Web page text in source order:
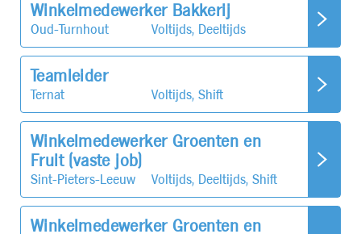
Winkelmedewerker Bakkerij
Oud-Turnhout Voltijds, Deeltijds
Teamleider
Ternat Voltijds, Shift
Winkelmedewerker Groenten en
Fruit (vaste job)
Sint-Pieters-Leeuw Voltijds, Deeltijds, Shift
Winkelmedewerker Groenten en